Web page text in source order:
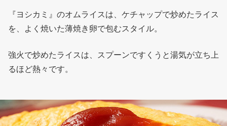
『ヨシカミ』のオムライスは、ケチャップで炒めたライス
を、よく焼いた薄焼き卵で包むスタイル。
強火で炒めたライスは、スプーンですくうと湯気が立ち上
るほど熱々です。